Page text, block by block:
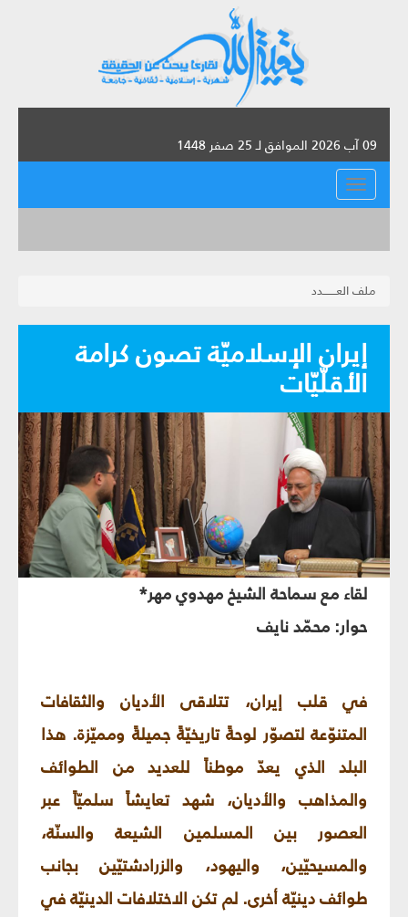
09 آب 2026 الموافق لـ 25 صفر 1448
القائمة
ملف العـــــــدد
إيران الإسلاميّة تصون كرامة
الأقلّيّات
لقاء مع سماحة الشيخ مهدوي مهر*
حوار: محمّد نايف
في قلب إيران، تتلاقى الأديان والثقافات
المتنوّعة لتصوّر لوحةً تاريخيّةً جميلةً ومميّزة. هذا
البلد الذي يعدّ موطناً للعديد من الطوائف
والمذاهب والأديان، شهد تعايشاً سلميّاً عبر
العصور بين المسلمين الشيعة والسنّة،
والمسيحيّين، واليهود، والزرادشتيّين بجانب
طوائف دينيّة أخرى. لم تكن الاختلافات الدينيّة في